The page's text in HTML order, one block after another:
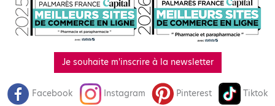
Je souhaite m'inscrire à la newsletter
Facebook Instagram Pinterest Tiktok